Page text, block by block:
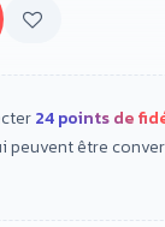
24points de
peuvent être